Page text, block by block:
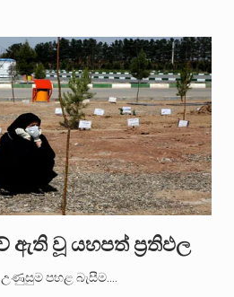
වූ යහපත් ප්‍රතිඵල
පහළ බැසීම.…